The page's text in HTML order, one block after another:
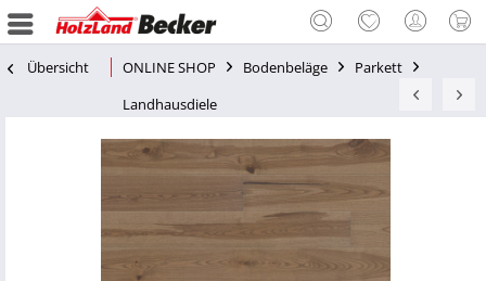
Übersicht ONLINE SHOP Bodenbeläge
Parkett
Landhausdiele